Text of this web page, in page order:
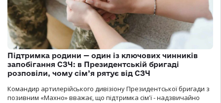
Підтримка родини — один із ключових чинників
запобігання СЗЧ: в Президентській бригаді
розповіли, чому сім’я рятує від СЗЧ
Командир артилерійського дивізіону Президентської бригади з
позивним «Махно» вважає, що підтримка сім'ї - надзвичайно